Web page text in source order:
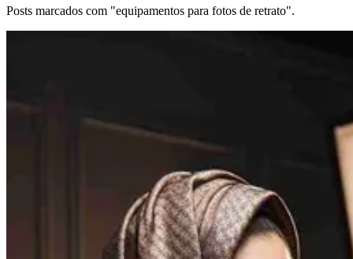
Posts marcados com "equipamentos para fotos de retrato".